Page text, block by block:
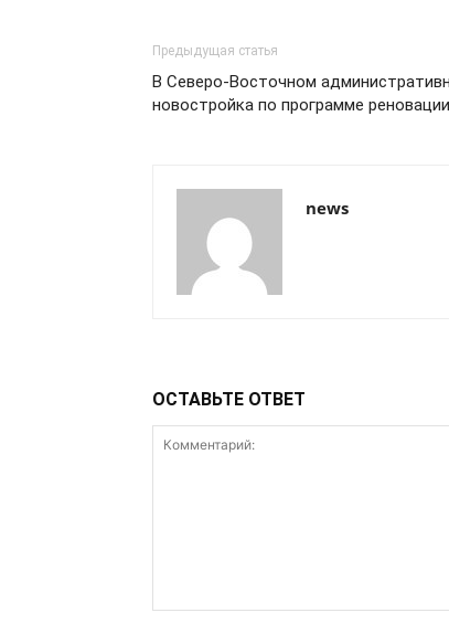
Предыдущая статья
В Северо-Восточном
новостройка по программе реновации
news
ОСТАВЬТЕ ОТВЕТ